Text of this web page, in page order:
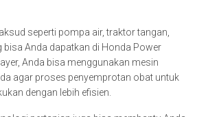
seperti pompa air, traktor tangan,
bisa Anda dapatkan di Honda Power
Anda bisa menggunakan mesin
agar proses penyemprotan obat untuk
dengan lebih efisien.